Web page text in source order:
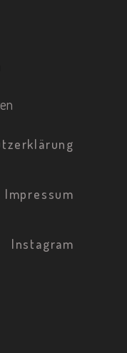
Impressum
Instagram